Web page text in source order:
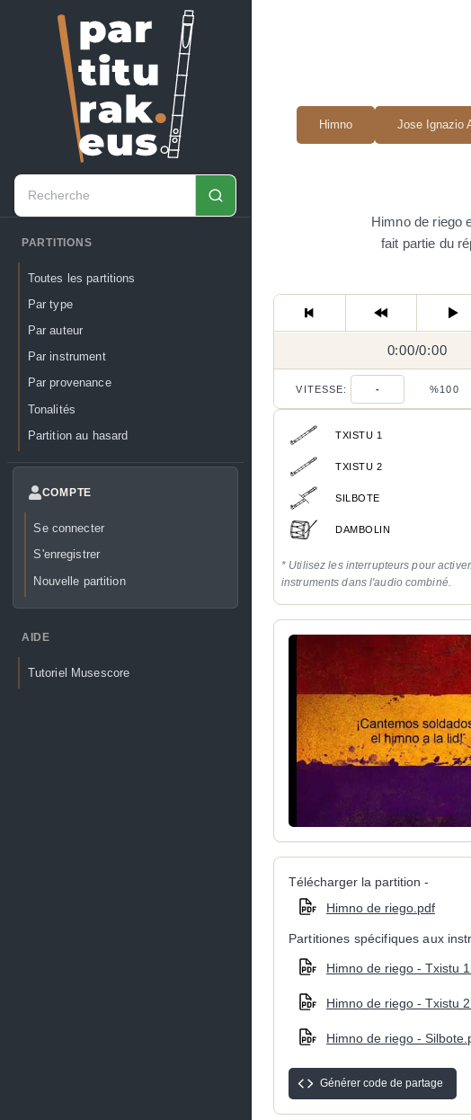
PARTITIONS
Toutes les partitions
Par type
Par auteur
Par instrument
Par provenance
Tonalités
Partition au hasard
COMPTE
Se connecter
S'enregistrer
Nouvelle partition
AIDE
Tutoriel Musescore
Himno Jose Ignazio
Himno de riego
fait partie du
0:00/
0:00/0:00
VITESSE: - %100
TXISTU 1
TXISTU 2
SILBOTE
DAMBOLIN
* Utilisez les interrupteurs pour
instruments dans l'audio combiné.
Télécharger la partition -
Himno de riego.pdf
Partitiones spécifiques aux
Himno de riego - Txistu
Himno de riego - Txistu
Himno de riego -
Générer code de partage